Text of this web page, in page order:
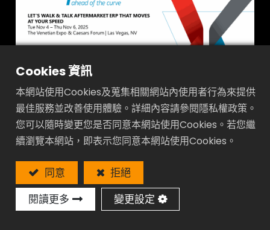
日期: 2025.11.04 ~ 11.06
地點: 拉斯維加斯
攤位號碼 :
Cookies 資訊
本網站使用Cookies及蒐集相關網站內使用者行為來提供
最佳服務並改善使用體驗。詳細內容請參閱隱私權政策。
您可以隨時變更您是否同意本網站使用Cookies。若您繼
續瀏覽本網站，即表示您同意本網站使用Cookies。
同意
拒絕
閱讀更多
變更設定